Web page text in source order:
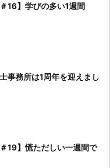
＃16】学びの多い1週間
事務所は1周年を迎えまし
＃19】慌ただしい一週間で